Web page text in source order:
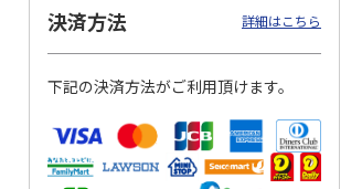
決済方法 詳細はこちら
下記の決済方法がご利用頂けます。